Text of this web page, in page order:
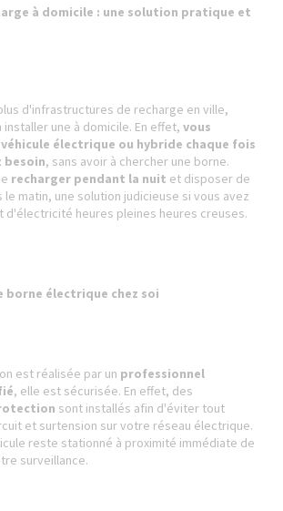
à domicile : une solution pratique et
d'infrastructures de recharge en ville,
une à domicile. En effet,vous
électrique ou hybride chaque fois
besoin, sans avoir à chercher une borne.
recharger pendant la nuit et disposer de
matin, une solution judicieuse si vous avez
d'électricité heures pleines heures creuses.
borne électrique chez soi
est réalisée par un professionnel
, elle est sécurisée. En effet, des
sont installés afin d'éviter tout
et surtension sur votre réseau électrique.
reste stationné à proximité immédiate de
surveillance.